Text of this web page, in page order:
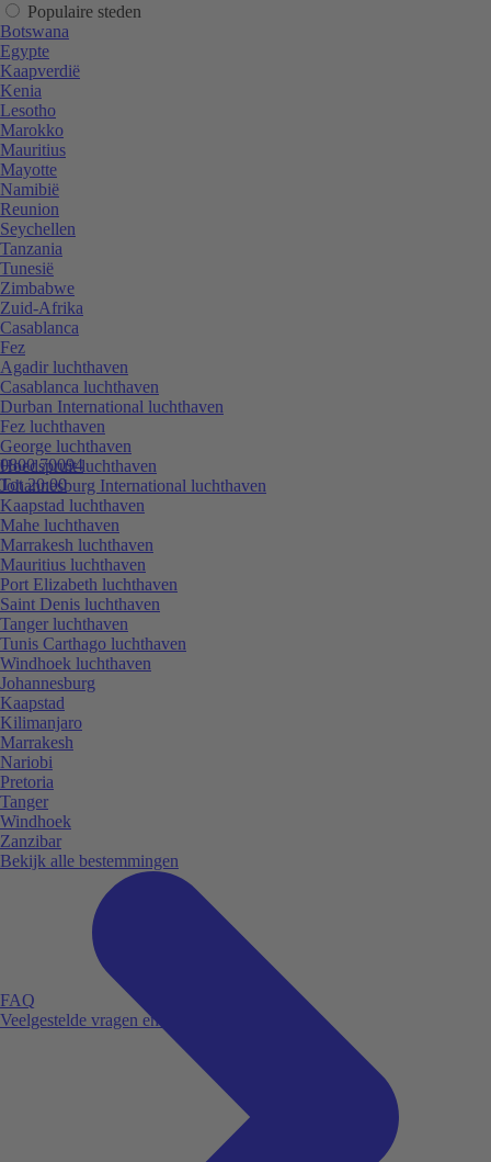
0800 70094
Tot 20:00
FAQ
Veelgestelde vragen en antwoorden.
Populaire steden
Botswana
Egypte
Kaapverdië
Kenia
Lesotho
Marokko
Mauritius
Mayotte
Namibië
Reunion
Seychellen
Tanzania
Tunesië
Zimbabwe
Zuid-Afrika
Casablanca
Fez
Agadir luchthaven
Casablanca luchthaven
Durban International luchthaven
Fez luchthaven
George luchthaven
Hoedspruit luchthaven
Johannesburg International luchthaven
Kaapstad luchthaven
Mahe luchthaven
Marrakesh luchthaven
Mauritius luchthaven
Port Elizabeth luchthaven
Saint Denis luchthaven
Tanger luchthaven
Tunis Carthago luchthaven
Windhoek luchthaven
Johannesburg
Kaapstad
Kilimanjaro
Marrakesh
Nariobi
Pretoria
Tanger
Windhoek
Zanzibar
Bekijk alle bestemmingen